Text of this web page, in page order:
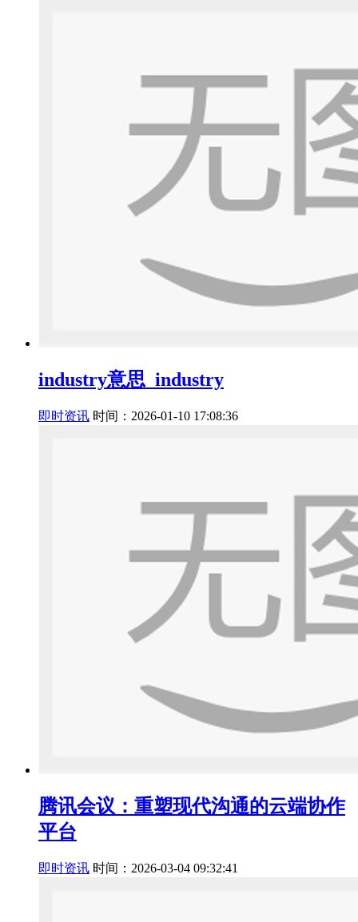
industry意思_industry
即时资讯 时间：2026-01-10 17:08:36
腾讯会议：重塑现代沟通的云端协作
平台
即时资讯 时间：2026-03-04 09:32:41